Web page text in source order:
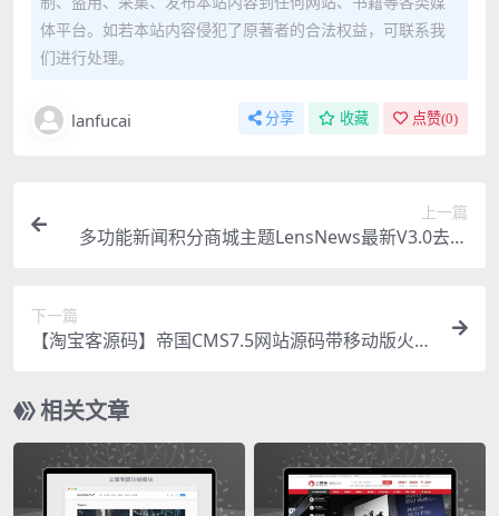
体平台。如若本站内容侵犯了原著者的合法权益，可联系我
们进行处理。
lanfucai 分享 收藏 点赞(0)
上一篇
多功能新闻积分商城主题LensNews最新V3.0去授
下一篇
【淘宝客源码】帝国CMS7.5网站源码带移动版火车
相关文章